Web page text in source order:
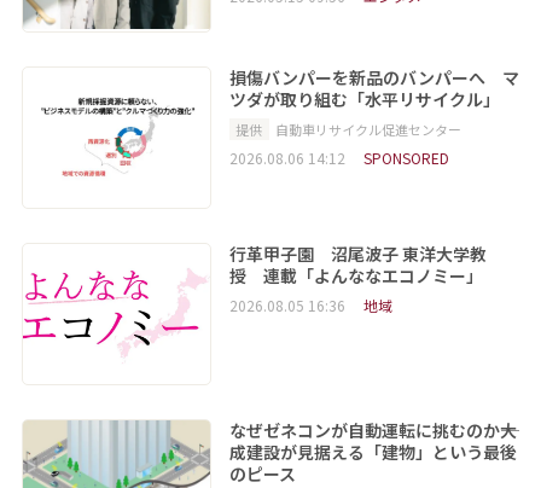
損傷バンパーを新品のバンパーへ マ
ツダが取り組む「水平リサイクル」
提供 自動車リサイクル促進センター
2026.08.06 14:12 SPONSORED
行革甲子園 沼尾波子 東洋大学教
授 連載「よんななエコノミー」
2026.08.05 16:36 地域
なぜゼネコンが自動運転に挑むのか――大
成建設が見据える「建物」という最後
のピース